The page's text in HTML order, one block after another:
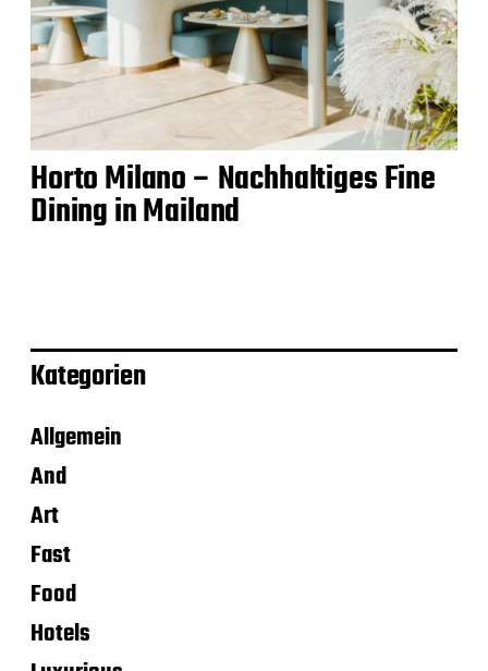
Horto Milano – Nachhaltiges Fine
Dining in Mailand
Kategorien
Allgemein
And
Art
Fast
Food
Hotels